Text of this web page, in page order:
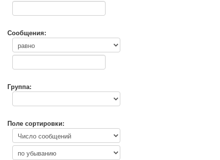
Сообщения:
Группа:
Поле сортировки: